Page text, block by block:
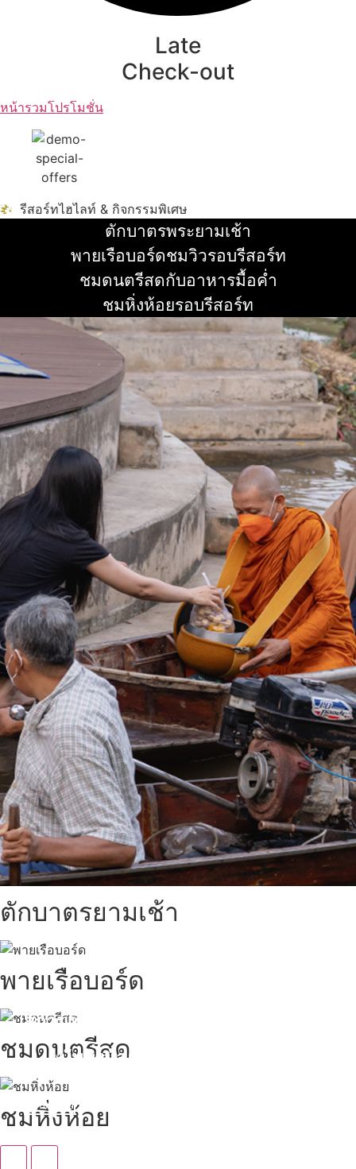
นับหิ่งห้อย ร้อยลำพู ดูพระจันทร์
Late
Check-out
หน้ารวมโปรโมชั่น
รีสอร์ทไฮไลท์ & กิจกรรมพิเศษ
ตักบาตรพระยามเช้า
อ่านเพิ่ม
พายเรือบอร์ดชมวิวรอบรีสอร์ท
อ่านเพิ่ม
ชมดนตรีสดกับอาหารมื้อค่ำ
อ่านเพิ่ม
ชมหิ่งห้อยรอบรีสอร์ท
อ่านเพิ่ม
ตักบาตรยามเช้า
พายเรือบอร์ด
ชมดนตรีสด
ชมหิ่งห้อย
สถานที่ท่องเที่ยวรอบรีสอร์ท
"ตลาดน้ำอัมพวา"
ดูทั้งหมด